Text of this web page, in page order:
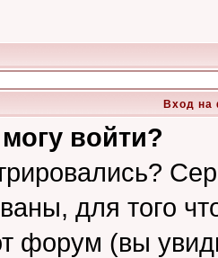
Вход на
войти?
для того
форум (вы